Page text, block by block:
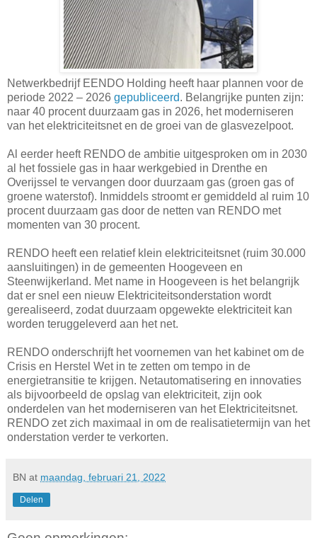
Netwerkbedrijf EENDO Holding heeft haar plannen voor de
periode 2022 – 2026 gepubliceerd. Belangrijke punten zijn:
naar 40 procent duurzaam gas in 2026, het moderniseren
van het elektriciteitsnet en de groei van de glasvezelpoot.
Al eerder heeft RENDO de ambitie uitgesproken om in 2030
al het fossiele gas in haar werkgebied in Drenthe en
Overijssel te vervangen door duurzaam gas (groen gas of
groene waterstof). Inmiddels stroomt er gemiddeld al ruim 10
procent duurzaam gas door de netten van RENDO met
momenten van 30 procent.
RENDO heeft een relatief klein elektriciteitsnet (ruim 30.000
aansluitingen) in de gemeenten Hoogeveen en
Steenwijkerland. Met name in Hoogeveen is het belangrijk
dat er snel een nieuw Elektriciteitsonderstation wordt
gerealiseerd, zodat duurzaam opgewekte elektriciteit kan
worden teruggeleverd aan het net.
RENDO onderschrijft het voornemen van het kabinet om de
Crisis en Herstel Wet in te zetten om tempo in de
energietransitie te krijgen. Netautomatisering en innovaties
als bijvoorbeeld de opslag van elektriciteit, zijn ook
onderdelen van het moderniseren van het Elektriciteitsnet.
RENDO zet zich maximaal in om de realisatietermijn van het
onderstation verder te verkorten.
BN at maandag, februari 21, 2022
Delen